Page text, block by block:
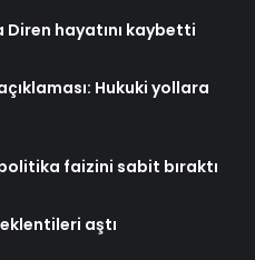
Diren hayatını kaybetti
Hukuki yollara
faizini sabit bıraktı
aştı